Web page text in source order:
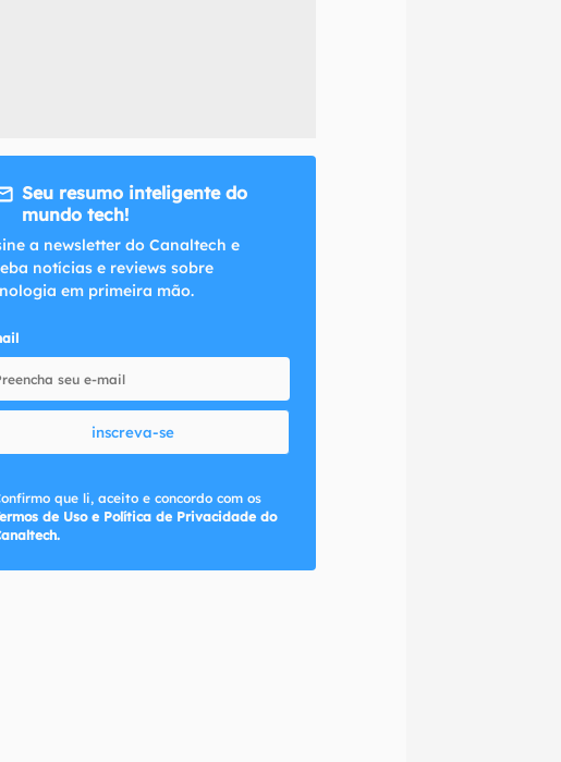
Seu resumo inteligente do
mundo tech!
a newsletter do Canaltech e
notícias e reviews sobre
em primeira mão.
inscreva-se
que li, aceito e concordo com os
de Uso e Política de Privacidade do